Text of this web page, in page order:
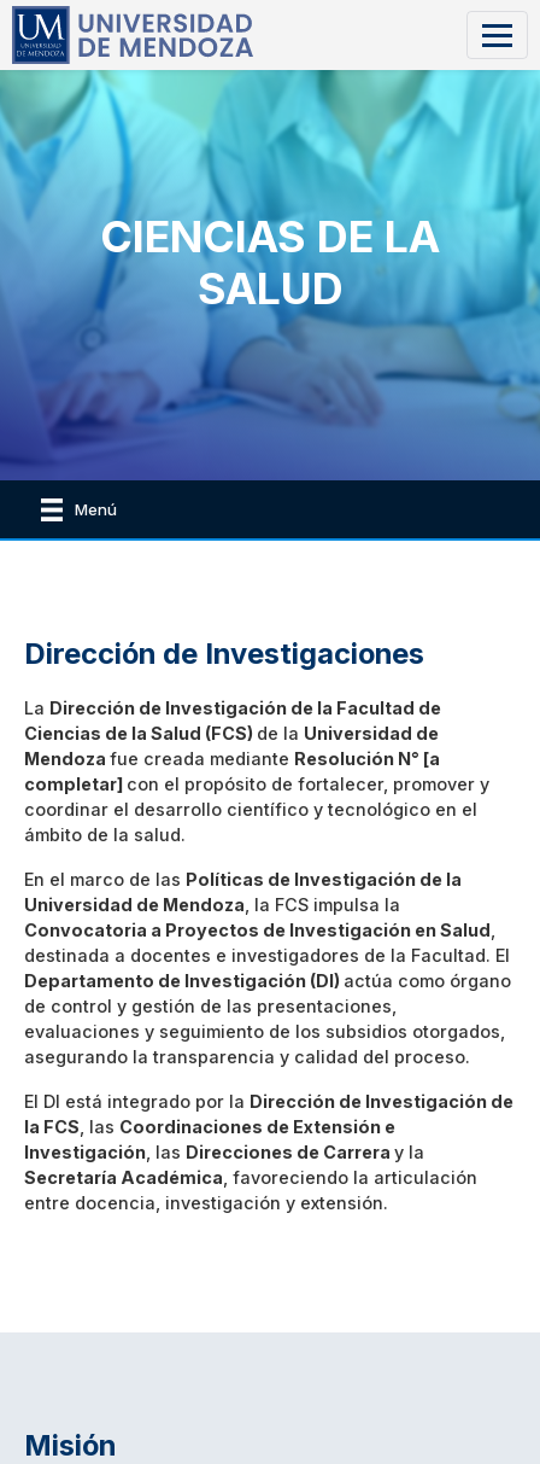
CIENCIAS DE LA
SALUD
Menú
Dirección de Investigaciones
La Dirección de Investigación de la Facultad de
Ciencias de la Salud (FCS) de la Universidad de
Mendoza fue creada mediante Resolución N° [a
completar] con el propósito de fortalecer, promover y
coordinar el desarrollo científico y tecnológico en el
ámbito de la salud.
En el marco de las Políticas de Investigación de la
Universidad de Mendoza , la FCS impulsa la
Convocatoria a Proyectos de Investigación en Salud
destinada a docentes e investigadores de la Facultad. El
Departamento de Investigación (DI) actúa como órgano
de control y gestión de las presentaciones,
evaluaciones y seguimiento de los subsidios otorgados,
asegurando la transparencia y calidad del proceso.
El DI está integrado por la Dirección de Investigación de
la FCS , las Coordinaciones de Extensión e
Investigación , las Direcciones de Carrera y la
Secretaría Académica , favoreciendo la articulación
entre docencia, investigación y extensión.
Misión